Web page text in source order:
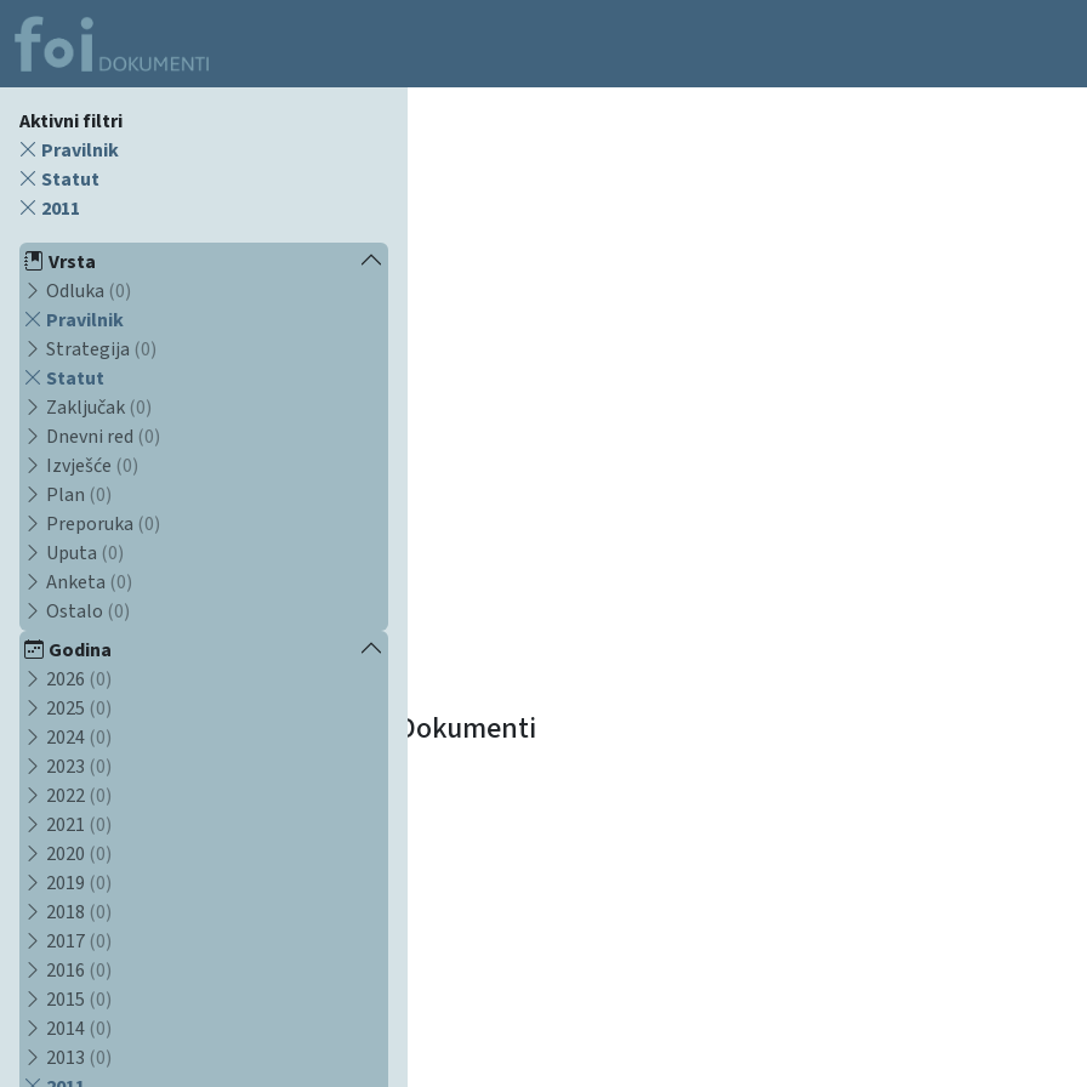
Aktivni filtri
Pravilnik
Statut
2011
Vrsta
Odluka (0)
Pravilnik
Strategija (0)
Statut
Zaključak (0)
Dnevni red (0)
Izvješće (0)
Plan (0)
Preporuka (0)
Uputa (0)
Anketa (0)
Ostalo (0)
Godina
2026 (0)
2025 (0)
2024 (0)
2023 (0)
2022 (0)
2021 (0)
2020 (0)
2019 (0)
2018 (0)
2017 (0)
2016 (0)
2015 (0)
2014 (0)
2013 (0)
Dokumenti